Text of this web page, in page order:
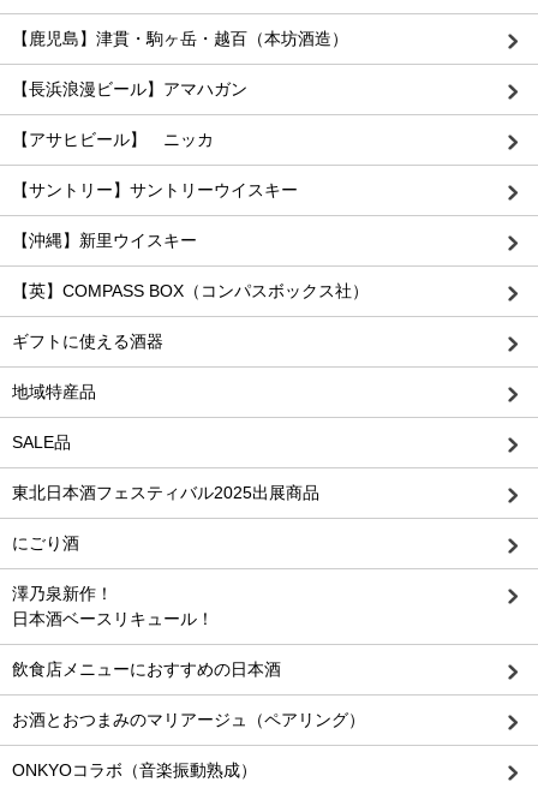
【鹿児島】津貫・駒ヶ岳・越百（本坊酒造）
【長浜浪漫ビール】アマハガン
【アサヒビール】 ニッカ
【サントリー】サントリーウイスキー
【沖縄】新里ウイスキー
【英】COMPASS BOX（コンパスボックス社）
ギフトに使える酒器
地域特産品
SALE品
東北日本酒フェスティバル2025出展商品
にごり酒
澤乃泉新作！
日本酒ベースリキュール！
飲食店メニューにおすすめの日本酒
お酒とおつまみのマリアージュ（ペアリング）
ONKYOコラボ（音楽振動熟成）